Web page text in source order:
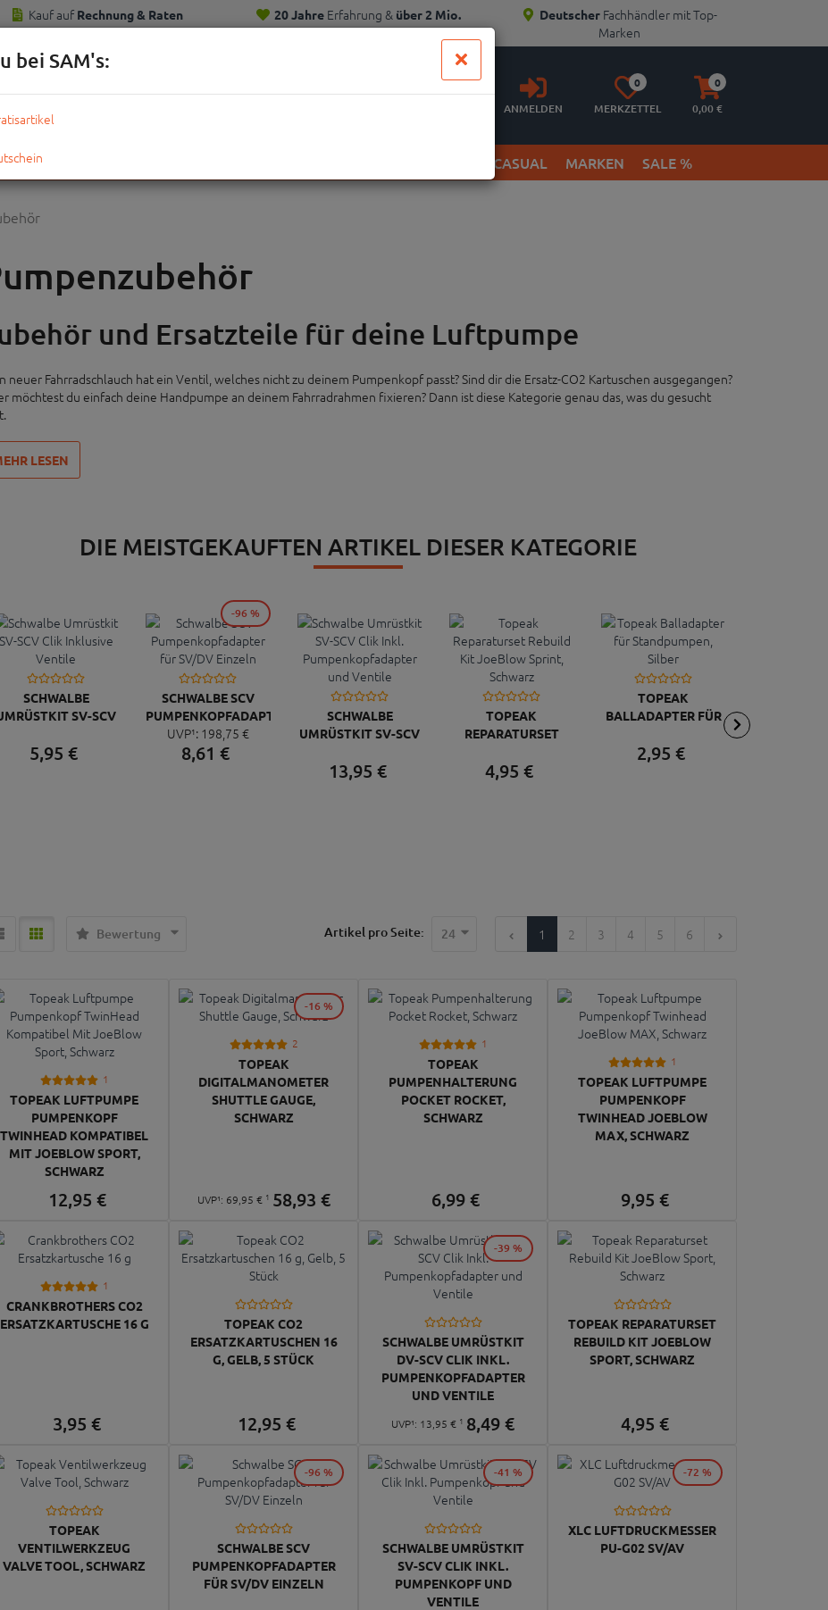
Kauf auf Rechnung & Raten 20 JahreErfahrung & über 2 Mio.
Kunden
Deutscher Fachhändler mit Top-
Marken
Anmelden
ANMELDEN
Merkzettel
aufklappen
0
MERKZETTEL
Warenkorb
aufklappen
0
0,00 €
KOMPLETTRÄDER STREETWEAR & CASUAL MARKEN SALE %
und Ersatzteile für deine Luftpumpe
neuer Fahrradschlauch hat ein Ventil, welches nicht zu deinem Pumpenkopf passt? Sind dir die Ersatz-CO2 Kartuschen ausgegangen?
möchtest du einfach deine Handpumpe an deinem Fahrradrahmen fixieren? Dann ist diese Kategorie genau das, was du gesucht
LESEN
DIE MEISTGEKAUFTEN ARTIKEL DIESER KATEGORIE
SCHWALBE
SV-SCV
VENTILE
5,95 €
SCHWALBE SCV
PUMPENKOPFADAPTER
FÜR SV/DV EINZELN
UVP¹: 198,75 €
8,61 €
-96 %
SCHWALBE
UMRÜSTKIT SV-SCV
PUMPENKOPFADAPTER
13,95 €
TOPEAK
REPARATURSET
JOEBLOW SPRINT,
4,95 €
TOPEAK
BALLADAPTER FÜR
SILBER
2,95 €
Bewertung Artikel pro Seite: 24 1 2 3 4 5 6
1
TOPEAK LUFTPUMPE
PUMPENKOPF
TWINHEAD KOMPATIBEL
MIT JOEBLOW SPORT,
SCHWARZ
12,95 €
2
TOPEAK
DIGITALMANOMETER
SHUTTLE GAUGE,
SCHWARZ
UVP¹: 69, 95 € 1 58,93 €
-16 %
1
TOPEAK
PUMPENHALTERUNG
POCKET ROCKET,
SCHWARZ
6,99€
1
TOPEAK LUFTPUMPE
PUMPENKOPF
TWINHEAD JOEBLOW
MAX, SCHWARZ
9,95 €
1
CRANKBROTHERS CO2
ERSATZKARTUSCHE 16 G
3,95 €
TOPEAK CO2
ERSATZKARTUSCHEN 16
G, GELB, 5 STÜCK
12,95 €
SCHWALBE UMRÜSTKIT
DV-SCV CLIK INKL.
PUMPENKOPFADAPTER
UND VENTILE
UVP¹: 13, 95 € 1 8,49€
-39 %
TOPEAK REPARATURSET
REBUILD KIT JOEBLOW
SPORT, SCHWARZ
4,95 €
TOPEAK
VENTILWERKZEUG
VALVE TOOL, SCHWARZ
SCHWALBE SCV
PUMPENKOPFADAPTER
FÜR SV/DV EINZELN
-96 %
SCHWALBE UMRÜSTKIT
SV-SCV CLIK INKL.
PUMPENKOPF UND
VENTILE
-41 %
XLC LUFTDRUCKMESSER
PU-G02 SV/AV
-72 %
bei SAM's: